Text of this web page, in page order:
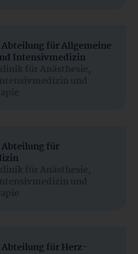
für Allgemeine
Intensivmedizin
für Anästhesie,
und
für
für Anästhesie,
und
für Herz-